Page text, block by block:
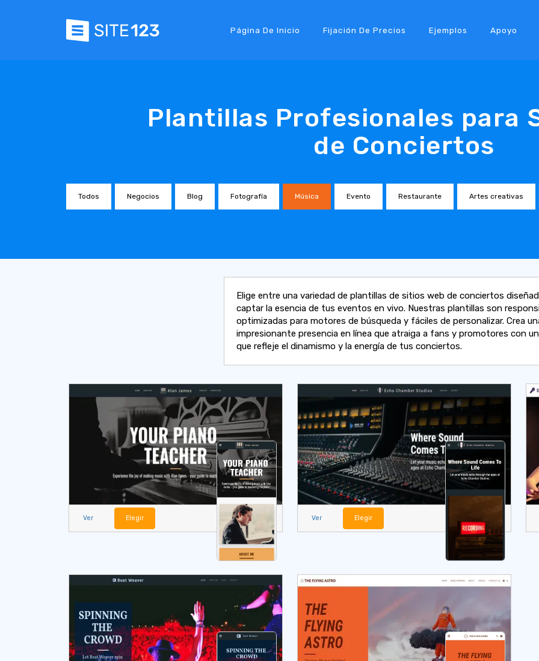
Página De Inicio Fijación De Precios Ejemplos Apoyo
Plantillas Profesionales para
de Conciertos
Todos Negocios Blog Fotografía Música Evento Restaurante Artes creativas
Elige entre una variedad de plantillas de sitios web de conciertos
captar la esencia de tus eventos en vivo. Nuestras plantillas son
optimizadas para motores de búsqueda y fáciles de personalizar. Crea
impresionante presencia en línea que atraiga a fans y promotores con
que refleje el dinamismo y la energía de tus conciertos.
Ver Elegir Ver Elegir